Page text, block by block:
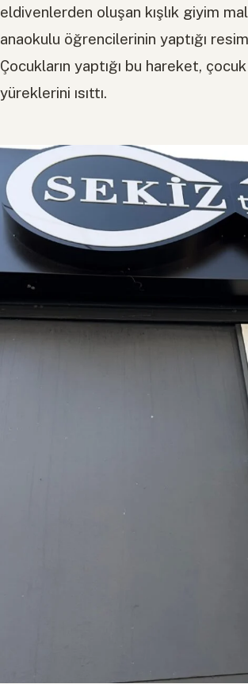
eldivenlerden oluşan kışlık giyim
anaokulu öğrencilerinin yaptığı
Çocukların yaptığı bu hareket,
yüreklerini ısıttı.